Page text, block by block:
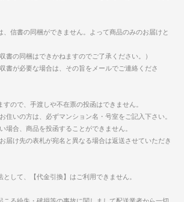
、信書の同梱ができません。よって商品のみのお届けと
書の同梱はできかねますのでご了承ください。）
書が必要な場合は、その旨をメールでご連絡くださ
ので、手渡しや不在票の投函はできません。
住いの方は、必ずマンション名・号室をご記入下さい。
場合、商品を投函することができません。
届け先の表札が宛名と異なる場合は返送させていただき
して、【代金引換】はご利用できません。